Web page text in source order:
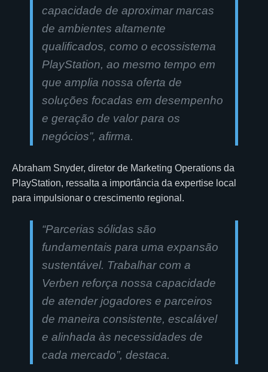
capacidade de aproximar marcas
de ambientes altamente
qualificados, como o ecossistema
PlayStation, ao mesmo tempo em
que amplia nossa oferta de
soluções focadas em desempenho
e geração de valor para os
negócios”, afirma.
Abraham Snyder, diretor de Marketing Operations da
PlayStation, ressalta a importância da expertise local
para impulsionar o crescimento regional.
“Parcerias sólidas são
fundamentais para uma expansão
sustentável. Trabalhar com a
Verben reforça nossa capacidade
de atender jogadores e parceiros
de maneira consistente, escalável
e alinhada às necessidades de
cada mercado”, destaca.